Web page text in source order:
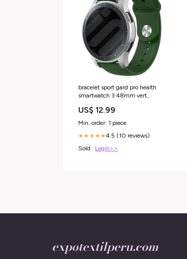
bracelet sport gard pro health
smartwatch 3 48mm vert
US$ 12.99
Min. order: 1 piece
★★★★★4.5 (10 reviews)
Sold : Login>>
expotextilperu.com